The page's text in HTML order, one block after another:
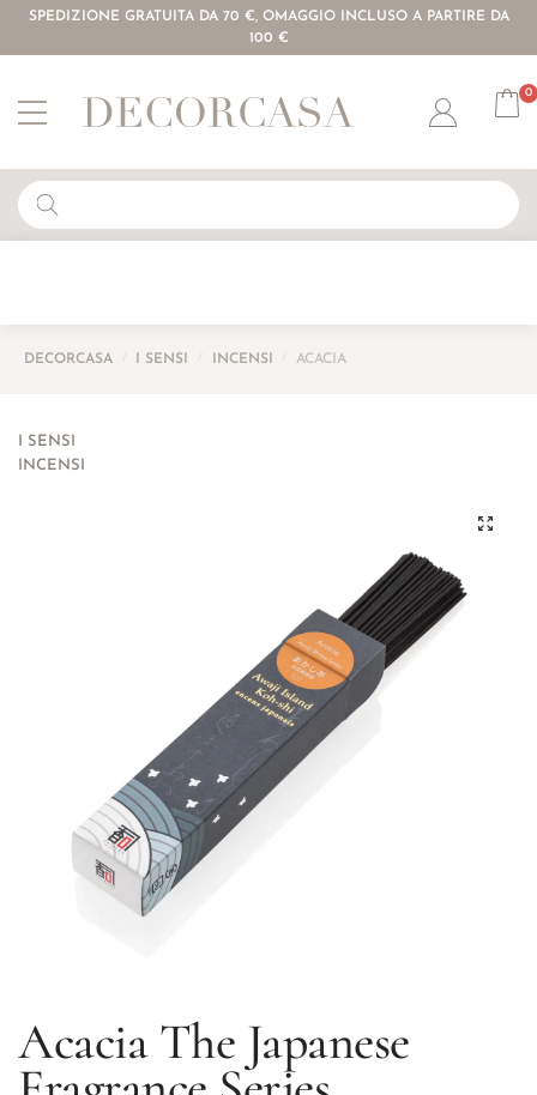
SPEDIZIONE GRATUITA DA 70 €, OMAGGIO INCLUSO A PARTIRE DA
100 €
Account
0
DECORCASA I SENSI INCENSI ACACIA
I SENSI
INCENSI
AcaciaThe Japanese